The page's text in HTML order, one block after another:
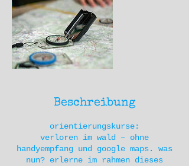
Beschreibung
orientierungskurse:
verloren im wald – ohne
handyempfang und google maps. was
nun? erlerne im rahmen dieses